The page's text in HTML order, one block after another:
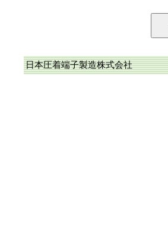
日本圧着端子製造株式会社